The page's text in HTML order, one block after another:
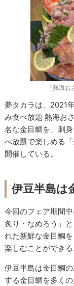
「熱海
夢タカラは、2021
み食べ放題 熱海お
名な金目鯛を、刺
べ放題で楽しめる
開催している。
伊豆半島は
今回のフェア期間
炙り・なめろう」
れた新鮮な金目鯛
楽しむことができる
伊豆半島は金目鯛
する金目鯛を多く